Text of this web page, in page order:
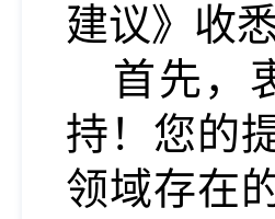
建议》收悉
首先，
持！您的
领域存在